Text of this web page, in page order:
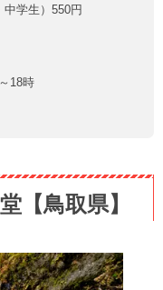
学生）550円
18時
【鳥取県】